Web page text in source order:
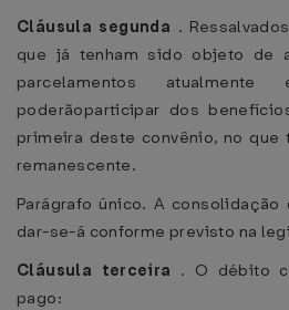
Cláusula segunda .
que já tenham sido objeto de
parcelamentos
poderãoparticipar dos
primeira deste convênio, no
remanescente.
Parágrafo único. A
dar-se-á conforme previsto na
Cláusula terceira . O débito
pago: